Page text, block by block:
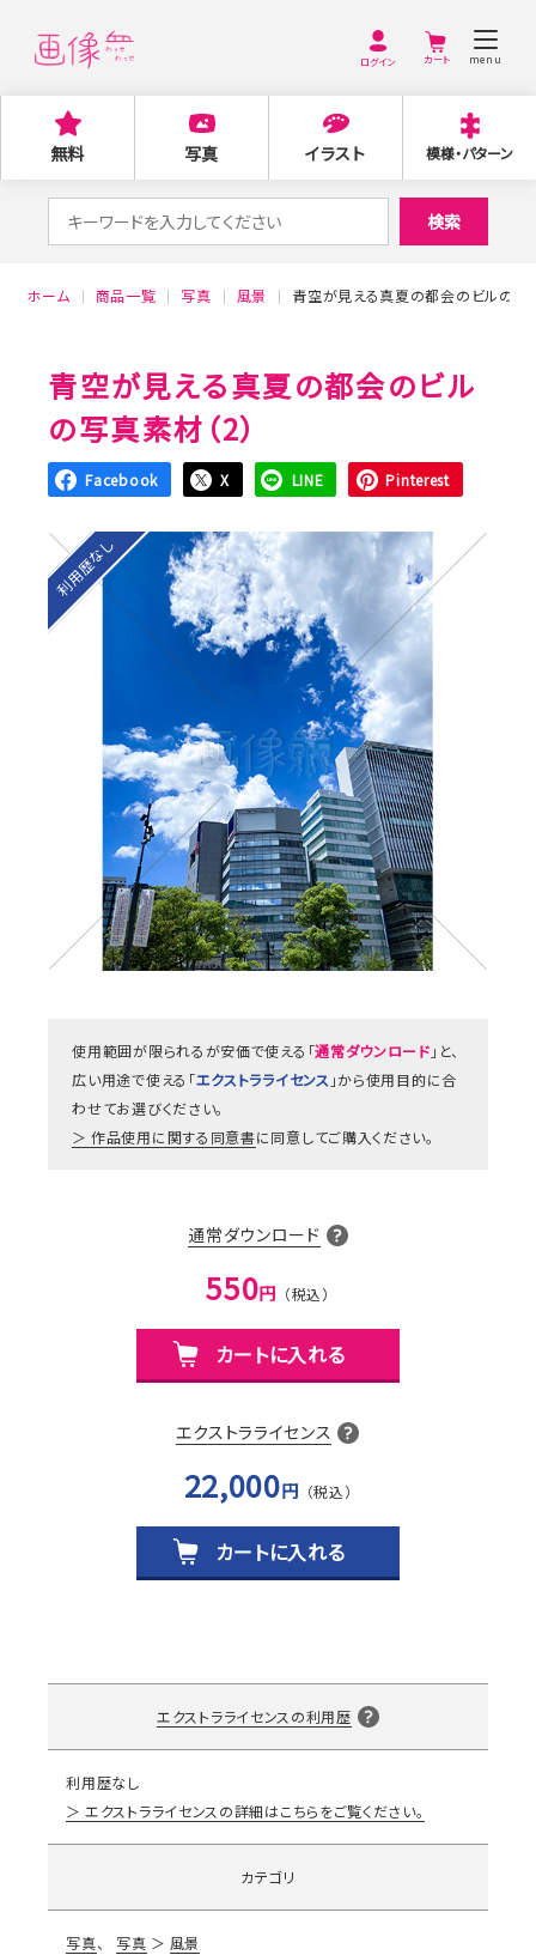
ログイン menu
無料 写真 イラスト 模様・パターン
索
検索
ホーム 商品一覧 写真 風景 青空が見える真夏の都会のビルの写
青空が見える真夏の都会のビル
の写真素材（2）
Facebook X LINE Pinterest
利用歴なし
使用範囲が限られるが安価で使える「通常ダウンロード 」と、
広い用途で使える「エクストラライセンス 」から使用目的に合
わせてお選びください。
作品使用に関する同意書に同意してご購入ください。
通常ダウンロード
550円
カートに入れる
エクストラライセンス
22,000円
カートに入れる
エクストラライセンスの利用歴
利用歴なし
エクストラライセンスの詳細はこちらをご覧ください。
カテゴリ
写真 写真 風景